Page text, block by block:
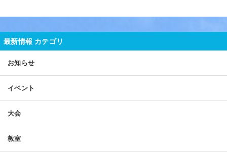
最新情報 カテゴリ
お知らせ
イベント
大会
教室